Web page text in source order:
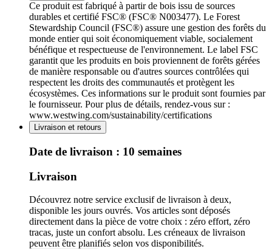
Ce produit est fabriqué à partir de bois issu de sources
durables et certifié FSC® (FSC® N003477). Le Forest
Stewardship Council (FSC®) assure une gestion des forêts du
monde entier qui soit économiquement viable, socialement
bénéfique et respectueuse de l'environnement. Le label FSC
garantit que les produits en bois proviennent de forêts gérées
de manière responsable ou d'autres sources contrôlées qui
respectent les droits des communautés et protègent les
écosystèmes. Ces informations sur le produit sont fournies par
le fournisseur. Pour plus de détails, rendez-vous sur :
www.westwing.com/sustainability/certifications
Livraison et retours
Date de livraison : 10 semaines
Livraison
Découvrez notre service exclusif de livraison à deux,
disponible les jours ouvrés. Vos articles sont déposés
directement dans la pièce de votre choix : zéro effort, zéro
tracas, juste un confort absolu. Les créneaux de livraison
peuvent être planifiés selon vos disponibilités.